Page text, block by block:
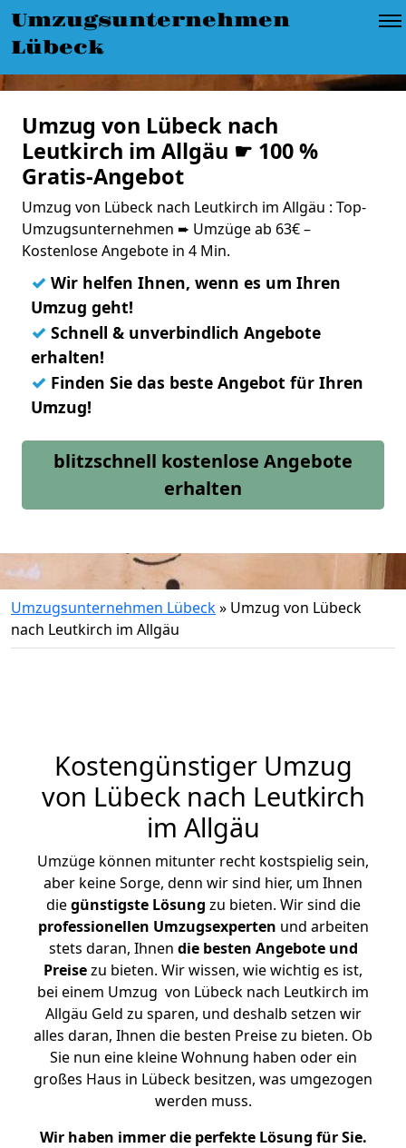
Umzugsunternehmen
Lübeck
Umzug von Lübeck nach
Leutkirch im Allgäu ☛ 100 %
Gratis-Angebot
Umzug von Lübeck nach Leutkirch im Allgäu : Top-
Umzugsunternehmen ➨ Umzüge ab 63€ –
Kostenlose Angebote in 4 Min.
✓ Wir helfen Ihnen, wenn es um Ihren
Umzug geht!
✓ Schnell & unverbindlich Angebote
erhalten!
✓ Finden Sie das beste Angebot für Ihren
Umzug!
blitzschnell kostenlose Angebote
erhalten
Umzugsunternehmen Lübeck» Umzug von Lübeck
nach Leutkirch im Allgäu
Kostengünstiger Umzug
von Lübeck nach Leutkirch
im Allgäu
Umzüge können mitunter recht kostspielig sein,
aber keine Sorge, denn wir sind hier, um Ihnen
diegünstigste Lösung zu bieten. Wir sind die
professionellen Umzugsexperten und arbeiten
stets daran, Ihnen die besten Angebote und
Preisezu bieten. Wir wissen, wie wichtig es ist,
bei einem Umzug von Lübeck nach Leutkirch im
Allgäu Geld zu sparen, und deshalb setzen wir
alles daran, Ihnen die besten Preise zu bieten. Ob
Sie nun eine kleine Wohnung haben oder ein
großes Haus in Lübeck besitzen, was umgezogen
werden muss.
Wir haben immer die perfekte Lösung für Sie.